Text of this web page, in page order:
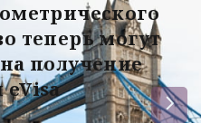
теперь могут
получение